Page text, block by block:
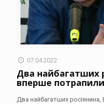
07.04.2022
Два найбагатших
вперше потрапили
Два найбагатших